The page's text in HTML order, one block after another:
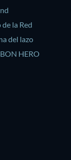
de la Red
del lazo
HERO